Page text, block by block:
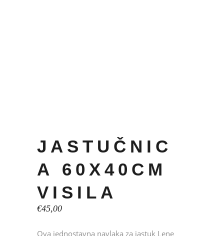
JASTUČNIC
A 60X40CM
VISILA
€45,00
Ova jednostavna navlaka za jastuk Lene